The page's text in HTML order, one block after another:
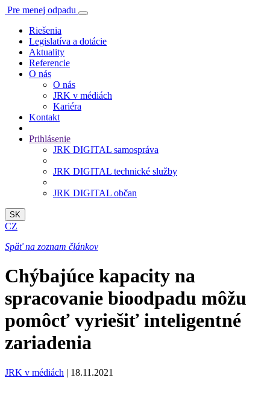
Pre menej odpadu
Riešenia
Legislatíva a dotácie
Aktuality
Referencie
O nás
O nás
JRK v médiách
Kariéra
Kontakt
Prihlásenie
JRK DIGITAL samospráva
JRK DIGITAL technické služby
JRK DIGITAL občan
SK
CZ
Späť na zoznam článkov
Chýbajúce kapacity na
spracovanie bioodpadu môžu
pomôcť vyriešiť inteligentné
zariadenia
JRK v médiách | 18.11.2021